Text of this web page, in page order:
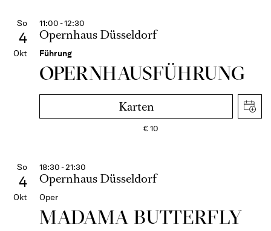
So
4
Okt
11:00 - 12:30
Opernhaus Düsseldorf
Führung
OPERN­HAUS­FÜH­RUNG
Karten
€10
So
4
Okt
18:30 - 21:30
Opernhaus Düsseldorf
Oper
MADAMA BUTTER­FLY